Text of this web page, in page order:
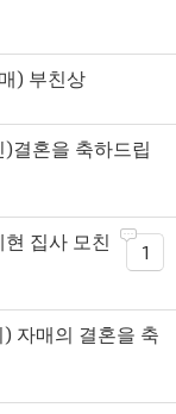
) 부친상
결혼을 축하드립
집사 모친
1
자매의 결혼을 축